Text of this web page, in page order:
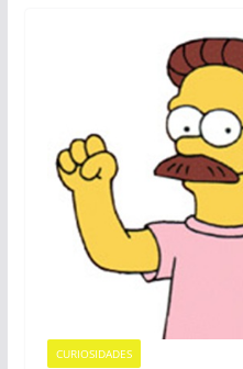
CURIOSIDADES